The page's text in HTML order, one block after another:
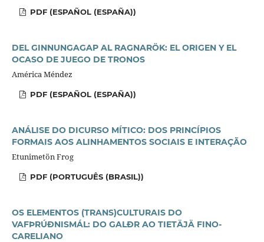
PDF (ESPAÑOL (ESPAÑA))
DEL GINNUNGAGAP AL RAGNARÖK: EL ORIGEN Y EL
OCASO DE JUEGO DE TRONOS
América Méndez
PDF (ESPAÑOL (ESPAÑA))
ANÁLISE DO DICURSO MÍTICO: DOS PRINCÍPIOS
FORMAIS AOS ALINHAMENTOS SOCIAIS E INTERAÇÃO
Etunimetön Frog
PDF (PORTUGUÊS (BRASIL))
OS ELEMENTOS (TRANS)CULTURAIS DO
VAFÞRÚÐNISMÁL: DO GALÐR AO TIETÄJÄ FINO-
CARELIANO